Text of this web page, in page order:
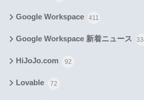
Google Workspace 411
Google Workspace 新着ニュース
HiJoJo.com 92
Lovable 72